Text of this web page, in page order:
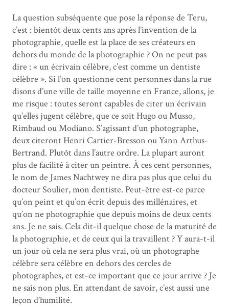
La question subséquente que pose la réponse de Teru,
c’est : bientôt deux cents ans après l’invention de la
photographie, quelle est la place de ses créateurs en
dehors du monde de la photographie ? On ne peut pas
dire : « un écrivain célèbre, c’est comme un dentiste
célèbre ». Si l’on questionne cent personnes dans la rue
disons d’une ville de taille moyenne en France, allons, je
me risque : toutes seront capables de citer un écrivain
qu’elles jugent célèbre, que ce soit Hugo ou Musso,
Rimbaud ou Modiano. S’agissant d’un photographe,
deux citeront Henri Cartier-Bresson ou Yann Arthus-
Bertrand. Plutôt dans l’autre ordre. La plupart auront
plus de facilité à citer un peintre. À ces cent personnes,
le nom de James Nachtwey ne dira pas plus que celui du
docteur Soulier, mon dentiste. Peut-être est-ce parce
qu’on peint et qu’on écrit depuis des millénaires, et
qu’on ne photographie que depuis moins de deux cents
ans. Je ne sais. Cela dit-il quelque chose de la maturité de
la photographie, et de ceux qui la travaillent ? Y aura-t-il
un jour où cela ne sera plus vrai, où un photographe
célèbre sera célèbre en dehors des cercles de
photographes, et est-ce important que ce jour arrive ? Je
ne sais non plus. En attendant de savoir, c’est aussi une
leçon d’humilité.